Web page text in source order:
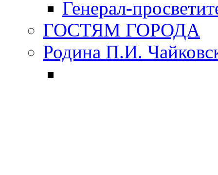
Генерал-
ГОСТЯМ ГОРОДА
Родина П.И.